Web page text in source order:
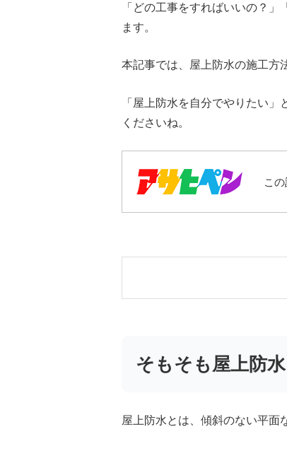
「どの工事をすればいいの？
ます。
本記事では、屋上防水の施工方
「屋上防水を自分でやりたい
くださいね。
こ
そもそも屋上防
屋上防水とは、傾斜のない平面